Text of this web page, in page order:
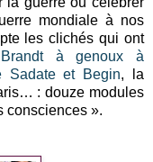
mondiale à nos
les clichés qui ont
à genoux à
Sadate et Begin, la
: douze modules
consciences ».